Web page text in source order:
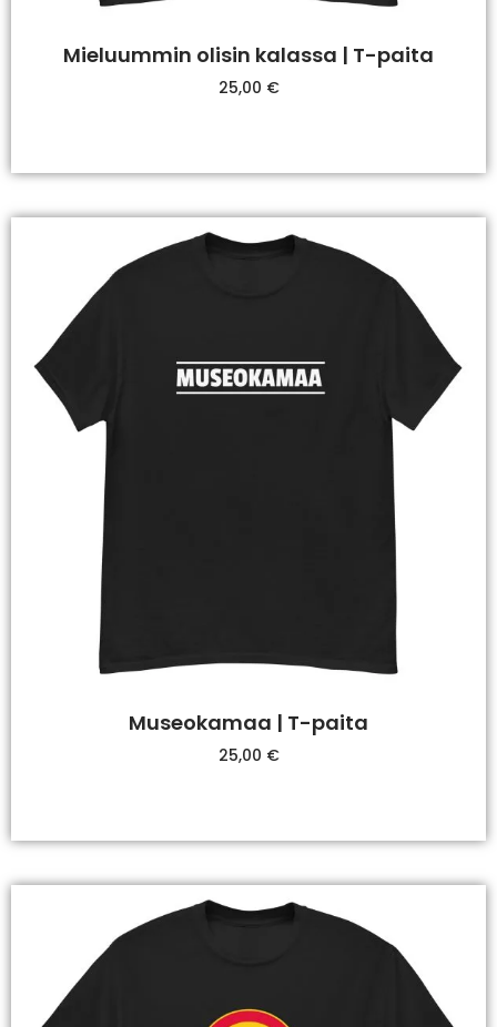
Mieluummin olisin kalassa | T-paita
25,00 €
Museokamaa | T-paita
25,00 €